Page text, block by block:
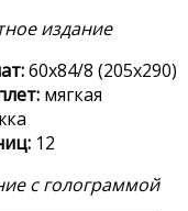
издание
60х84/8 (205х290)
мягкая
12
с голограммой